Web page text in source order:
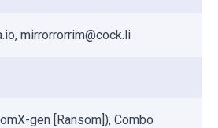
mirrorrorrim@cock.li
gen [Ransom]), Combo